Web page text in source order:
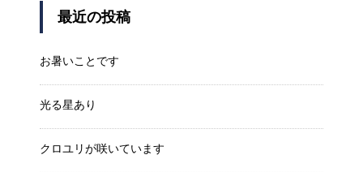
最近の投稿
お暑いことです
光る星あり
クロユリが咲いています